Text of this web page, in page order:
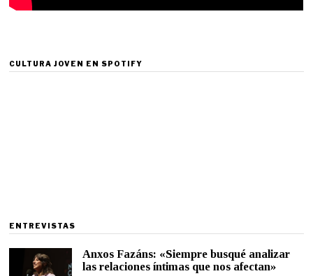
CULTURA JOVEN EN SPOTIFY
ENTREVISTAS
Anxos Fazáns: «Siempre busqué analizar
las relaciones íntimas que nos afectan»